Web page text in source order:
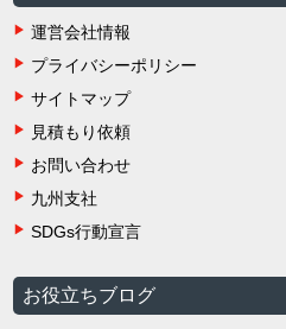
運営会社情報
プライバシーポリシー
サイトマップ
見積もり依頼
お問い合わせ
九州支社
SDGs行動宣言
お役立ちブログ